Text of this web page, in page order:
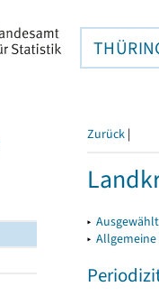
Zurück |
▸
▸